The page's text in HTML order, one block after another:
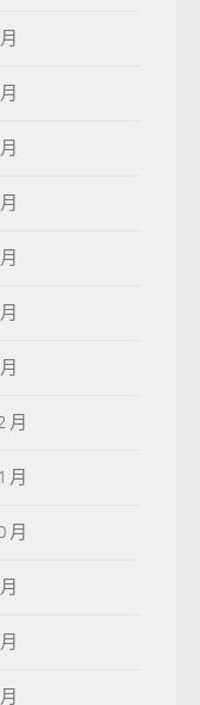
月
月
月